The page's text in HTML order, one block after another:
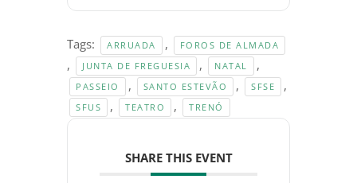
Tags: ARRUADA , FOROS DE ALMADA
, JUNTA DE FREGUESIA , NATAL ,
PASSEIO , SANTO ESTEVÃO , SFSE ,
SFUS , TEATRO , TRENÓ
SHARE THIS EVENT